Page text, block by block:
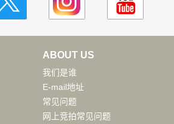
ABOUT US
我们是谁
E-mail地址
常见问题
网上竞拍常见问题